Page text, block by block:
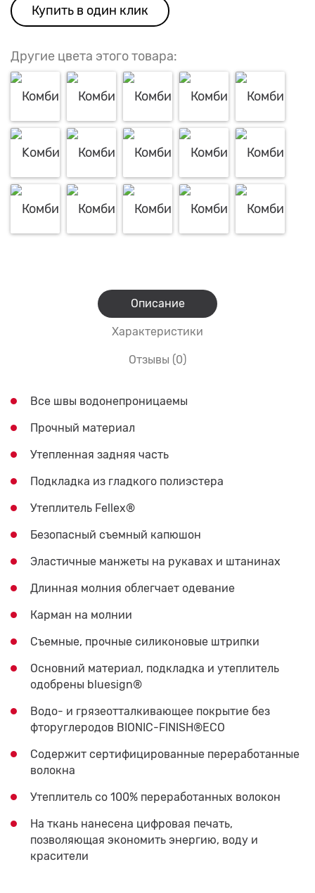
Купить в один клик
Другие цвета этого товара:
Описание
Характеристики
Отзывы (0)
Все швы водонепроницаемы
Прочный материал
Утепленная задняя часть
Подкладка из гладкого полиэстера
Утеплитель Fellex®
Безопасный съемный капюшон
Эластичные манжеты на рукавах и штанинах
Длинная молния облегчает одевание
Карман на молнии
Съемные, прочные силиконовые штрипки
Основний материал, подкладка и утеплитель
одобрены bluesign®
Водо- и грязеотталкивающее покрытие без
фторуглеродов BIONIC-FINISH®ECO
Содержит сертифицированные переработанные
волокна
Утеплитель со 100% переработанных волокон
На ткань нанесена цифровая печать,
позволяющая экономить энергию, воду и
красители